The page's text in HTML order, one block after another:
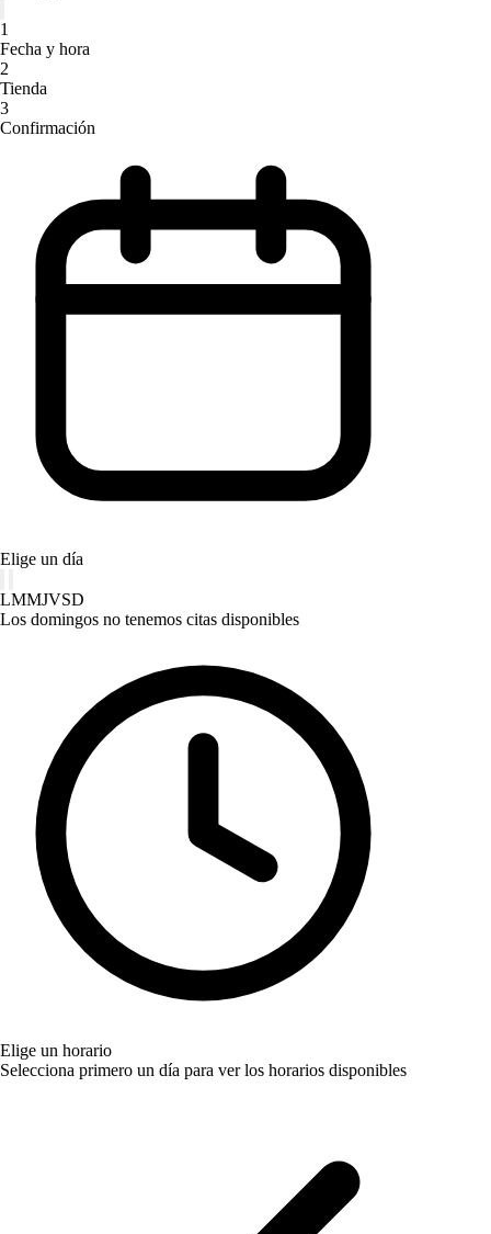
1
Fecha y hora
2
Tienda
3
Confirmación
Elige un día
LMMJVSD
Los domingos no tenemos citas disponibles
Elige un horario
Selecciona primero un día para ver los horarios disponibles